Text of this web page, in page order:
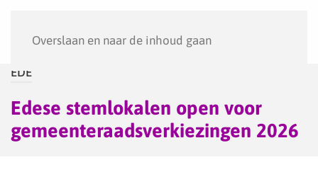
Overslaan en naar de inhoud gaan
EDE
Edese stemlokalen open voor
gemeenteraadsverkiezingen 2026